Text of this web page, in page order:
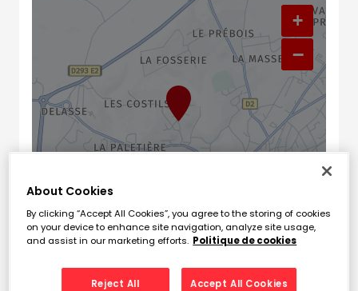
Horaires d'ouverture
+
−
Leaflet| Map ©2026
Naviguer Itinéraire
About Cookies
By clicking “Accept All Cookies”, you agree to the storing of cookies
on your device to enhance site navigation, analyze site usage,
and assist in our marketing efforts. Politique de cookies
Reject All Accept All Cookies